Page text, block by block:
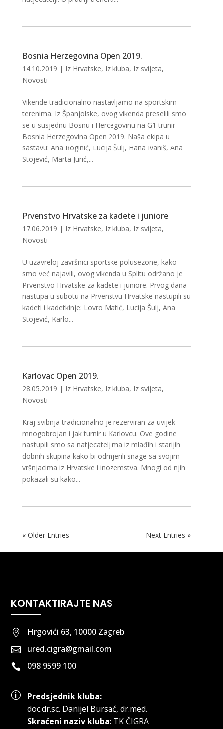
Bosnia Herzegovina Open 2019.
14.10.2019 | Iz Hrvatske, Iz kluba, Iz svijeta,
Novosti
Vikende tradicionalno nastavljamo na sportskim
terenima. Iz Španjolske, ovog vikenda preselili smo
se u susjednu Bosnu i Hercegovinu na G1 trunir
Bosnia Herzegovina Open 2019. Naša ekipa u
sastavu: Ana Roginić, Lucija Šulj, Hana Ivaniš, Ana
Stojević, Marta Jurić,...
Prvenstvo Hrvatske za kadete i juniore
17.06.2019 | Iz Hrvatske, Iz kluba, Iz svijeta,
Novosti
U uzavreloj završnici sportske polusezone, kako
smo već najavili, ovog vikenda u Splitu održano je
Prvenstvo Hrvatske za kadete i juniore. Prvog dana
nastupa u subotu na Prvenstvu Hrvatske nastupili su
kadeti i kadetkinje: Lovro Matić, Lucija Šulj, Ana
Stojević, Karlo...
Karlovac Open 2019.
28.05.2019 | Iz Hrvatske, Iz kluba, Iz svijeta,
Novosti
Kraj svibnja tradicionalno je rezerviran za uvijek
mnogobrojan i jak turnir u Karlovcu. Ove godine
nastupili smo sa natjecateljima iz mlađih i starijih
dobnih skupina kako bi odmjerili snage sa svojim
vršnjacima iz Hrvatske i inozemstva. Mnogi od njih
pokazali su kako...
« Older Entries Next Entries »
KONTAKTIRAJTE NAS
 Hrgovići 63, 10000 Zagreb
 ured.cigra@gmail.com
 098 9599 100
p
Predsjednik kluba:
doc.dr.sc. Danijel Bursać, dr.med.
Skraćeni naziv kluba:TK ČIGRA